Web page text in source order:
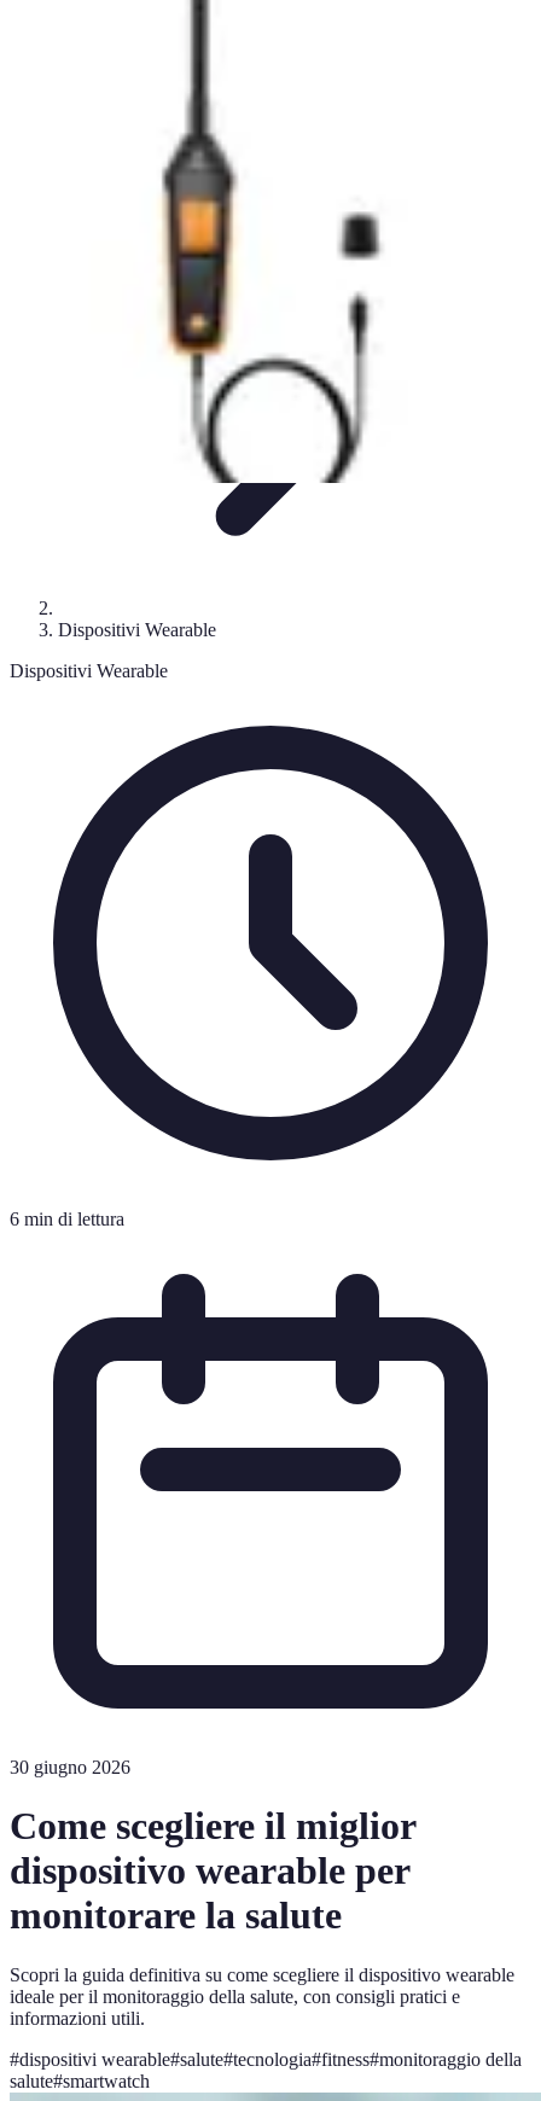
Tecnologia Utilitaria
Dispositivi Wearable
Dispositivi Wearable
6 min di lettura
30 giugno 2026
Come scegliere il miglior
dispositivo wearable per
monitorare la salute
Scopri la guida definitiva su come scegliere il dispositivo wearable
ideale per il monitoraggio della salute, con consigli pratici e
informazioni utili.
#dispositivi wearable#salute#tecnologia#fitness#monitoraggio della
salute#smartwatch